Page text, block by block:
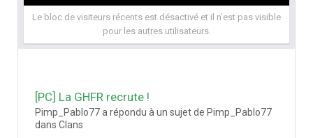
Le bloc de visiteurs récents est désactivé et il n’est pas visible
pour les autres utilisateurs.
[PC] La GHFR recrute !
Pimp_Pablo77 a répondu à un sujet de Pimp_Pablo77
dans Clans